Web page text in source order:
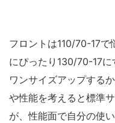
フロントは110/70-17で
にぴったり130/70-17
ワンサイズアップする
や性能を考えると標準
が、性能面で自分の使